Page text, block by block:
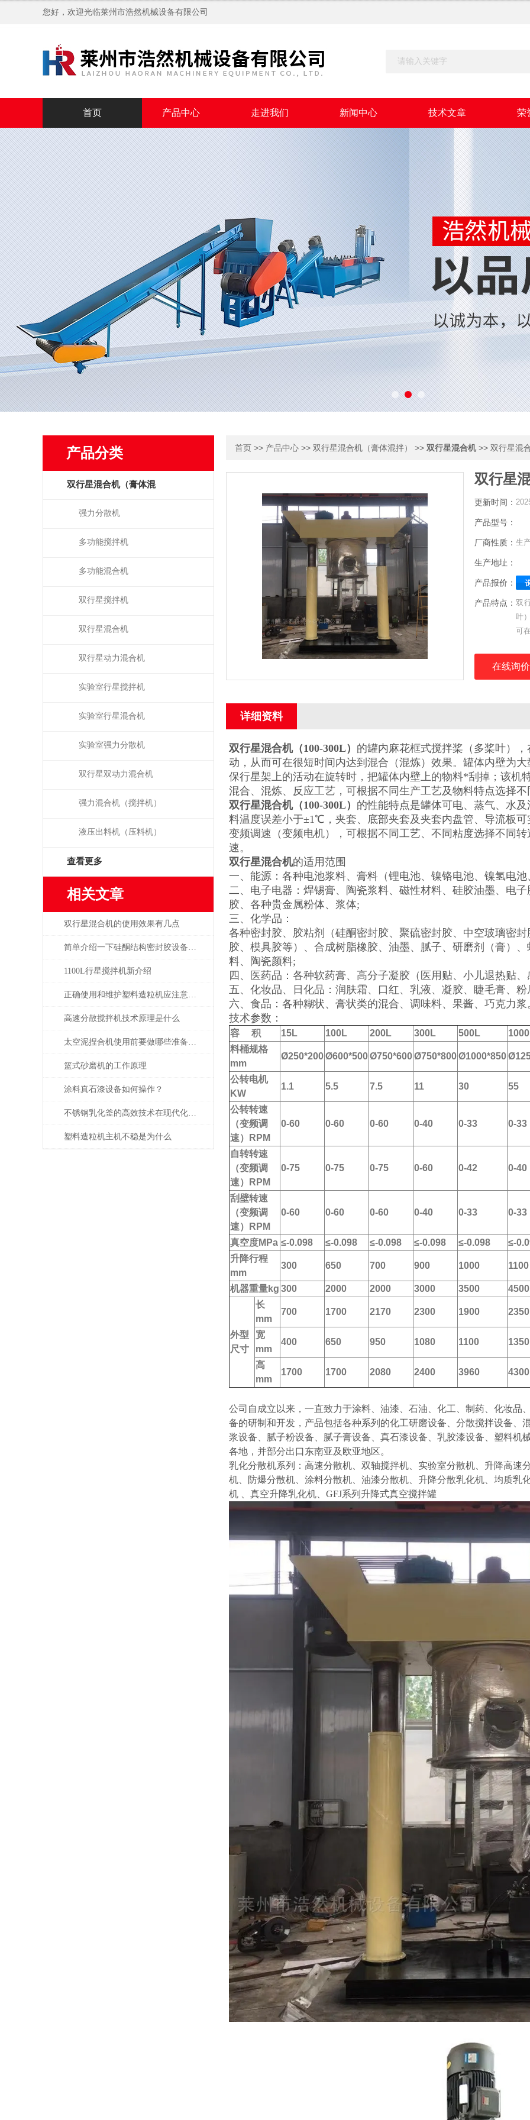
您好，欢迎光临莱州市浩然机械设备有限公司
首页 产品中心 走进我们 新闻中心 技术文章 荣
产品分类
双行星混合机（膏体混
拌）强力分散机
多功能搅拌机
多功能混合机
双行星搅拌机
双行星混合机
双行星动力混合机
实验室行星搅拌机
实验室行星混合机
实验室强力分散机
双行星双动力混合机
强力混合机（搅拌机）
液压出料机（压料机）
查看更多
相关文章
双行星混合机的使用效果有几点
简单介绍一下硅酮结构密封胶设备具有哪些产品特征？
1100L行星搅拌机新介绍
正确使用和维护塑料造粒机应注意哪些
高速分散搅拌机技术原理是什么
太空泥捏合机使用前要做哪些准备工作？
篮式砂磨机的工作原理
涂料真石漆设备如何操作？
不锈钢乳化釜的高效技术在现代化生产中的应用
塑料造粒机主机不稳是为什么
首页 >> 产品中心 >> 双行星混合机（膏体混拌） >> 双行星混合机 >> 双行星混
双行星
更新时间：
产品型号：
厂商性质： 生
生产地址：
产品报价：
产品特点： 双
叶
可
在线询价
详细资料
双行星混合机（100-300L） 的罐内麻花框式搅拌桨（多桨叶）
动，从而可在很短时间内达到混合（混炼）效果。罐体内壁为
保行星架上的活动在旋转时，把罐体内壁上的物料*刮掉；该机
混合、混炼、反应工艺，可根据不同生产工艺及物料特点选择
双行星混合机（100-300L） 的性能特点是罐体可电、蒸气、水
料温度误差小于±1℃，夹套、底部夹套及夹套内盘管、导流板
变频调速（变频电机），可根据不同工艺、不同粘度选择不同
速。
双行星混合机的适用范围
一、能源：各种电池浆料、膏料（锂电池、镍铬电池、镍氢电
二、电子电器：焊锡膏、陶瓷浆料、磁性材料、硅胶油墨、电
胶、各种贵金属粉体、浆体;
三、化学品：
各种密封胶、胶粘剂（硅酮密封胶、聚硫密封胶、中空玻璃密
胶、模具胶等）、合成树脂橡胶、油墨、腻子、研磨剂（膏）
料、陶瓷颜料;
四、医药品：各种软药膏、高分子凝胶（医用贴、小儿退热贴
五、化妆品、日化品：润肤霜、口红、乳液、凝胶、睫毛膏、
六、食品：各种糊状、膏状类的混合、调味料、果酱、巧克力浆
技术参数：
容 积 15L 100L 200L 300L 500L
料桶规格
mm
Ø250*200Ø600*500Ø750*600Ø750*800Ø1000*850
公转电机
KW
1.1 5.5 7.5 11 30 55
公转转速
（变频调
速）RPM
0-60 0-60 0-60 0-40 0-33 0-33
自转转速
（变频调
速）RPM
0-75 0-75 0-75 0-60 0-42 0-40
刮壁转速
（变频调
速）RPM
0-60 0-60 0-60 0-40 0-33 0-33
真空度MPa ≤-0.098 ≤-0.098 ≤-0.098 ≤-0.098 ≤-0.098
≤-
升降行程
mm
300 650 700 900 1000 1100
机器重量kg 300 2000 2000 3000 3500 4500
外型
尺寸
长
mm
700 1700 2170 2300 1900 2350
宽
mm
400 650 950 1080 1100 1350
高
mm
1700 1700 2080 2400 3960 4300
公司自成立以来，一直致力于涂料、油漆、石油、化工、制药、化妆品
备的研制和开发，产品包括各种系列的化工研磨设备、分散搅拌设备、
浆设备、腻子粉设备、腻子膏设备、真石漆设备、乳胶漆设备、塑料机
各地，并部分出口东南亚及欧亚地区。
乳化分散机系列：高速分散机、双轴搅拌机、实验室分散机、升降高速
机、防爆分散机、涂料分散机、油漆分散机、升降分散乳化机、均质乳
机 、真空升降乳化机、GFJ系列升降式真空搅拌罐